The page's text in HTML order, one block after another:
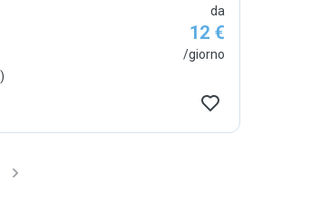
)
da
12 €
/giorno